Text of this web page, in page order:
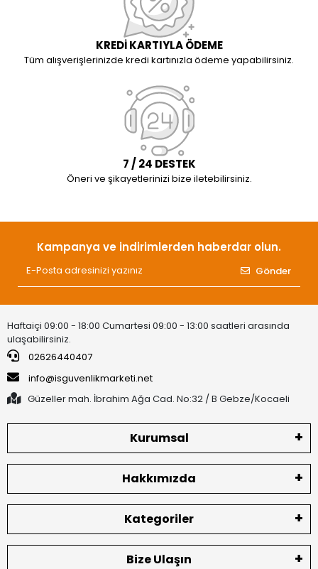
KREDİ KARTIYLA ÖDEME
Tüm alışverişlerinizde kredi kartınızla ödeme yapabilirsiniz.
7 / 24 DESTEK
Öneri ve şikayetlerinizi bize iletebilirsiniz.
Kampanya ve indirimlerden haberdar olun.
Gönder
Haftaiçi 09:00 - 18:00 Cumartesi 09:00 - 13:00 saatleri arasında
ulaşabilirsiniz.
02626440407
info@isguvenlikmarketi.net
Güzeller mah. İbrahim Ağa Cad. No:32 / B Gebze/Kocaeli
Kurumsal
Hakkımızda
Kategoriler
Bize Ulaşın